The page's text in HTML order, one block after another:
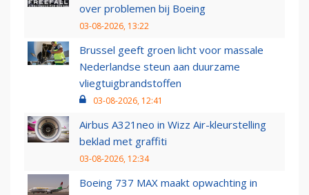
over problemen bij Boeing
03-08-2026, 13:22
Brussel geeft groen licht voor massale
Nederlandse steun aan duurzame
vliegtuigbrandstoffen
03-08-2026, 12:41
Airbus A321neo in Wizz Air-kleurstelling
beklad met graffiti
03-08-2026, 12:34
Boeing 737 MAX maakt opwachting in